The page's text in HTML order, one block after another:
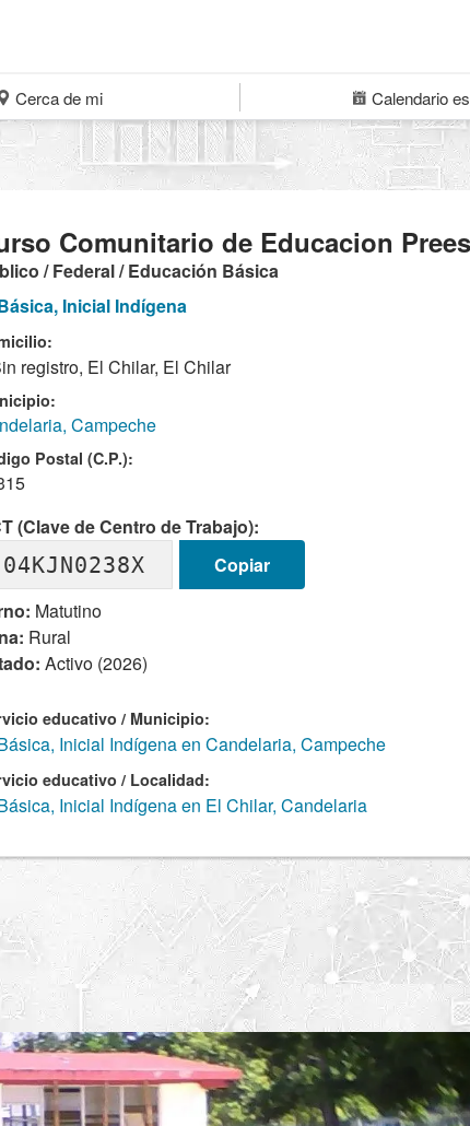
Cerca de mi Calendario
Comunitario de Educacion
/ Federal / Educación Básica
Inicial Indígena
registro, El Chilar, El Chilar
Campeche
Postal (C.P.):
(Clave de Centro de Trabajo):
04KJN0238X
Copiar
Matutino
Rural
Activo (2026)
educativo / Municipio:
Inicial Indígena en Candelaria, Campeche
educativo / Localidad:
Inicial Indígena en El Chilar, Candelaria